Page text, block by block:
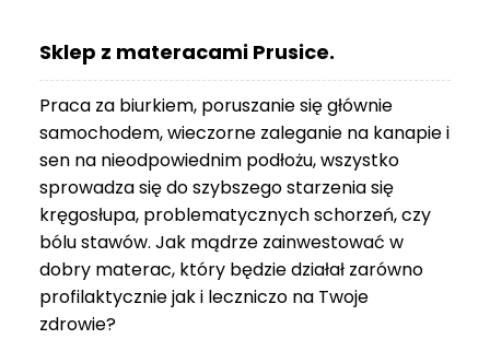
Sklep z materacami Prusice.
Praca za biurkiem, poruszanie się głównie
samochodem, wieczorne zaleganie na kanapie i
sen na nieodpowiednim podłożu, wszystko
sprowadza się do szybszego starzenia się
kręgosłupa, problematycznych schorzeń, czy
bólu stawów. Jak mądrze zainwestować w
dobry materac, który będzie działał zarówno
profilaktycznie jak i leczniczo na Twoje
zdrowie?